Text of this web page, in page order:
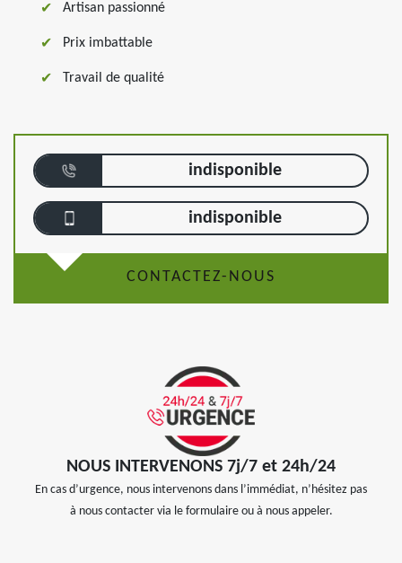
Artisan passionné
Prix imbattable
Travail de qualité
indisponible
indisponible
CONTACTEZ-NOUS
NOUS INTERVENONS 7j/7 et 24h/24
En cas d’urgence, nous intervenons dans l’immédiat, n’hésitez pas
à nous contacter via le formulaire ou à nous appeler.